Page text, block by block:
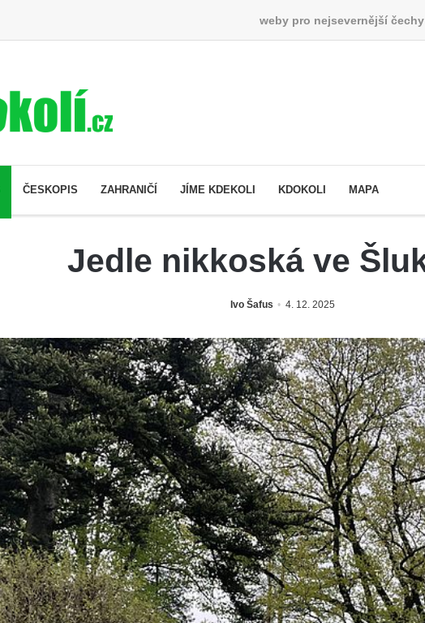
weby pro nejsevernější čechy
ČESKOPIS ZAHRANIČÍ JÍME KDEKOLI KDOKOLI MAPA
Jedle nikkoská ve
Ivo Šafus 4. 12. 2025